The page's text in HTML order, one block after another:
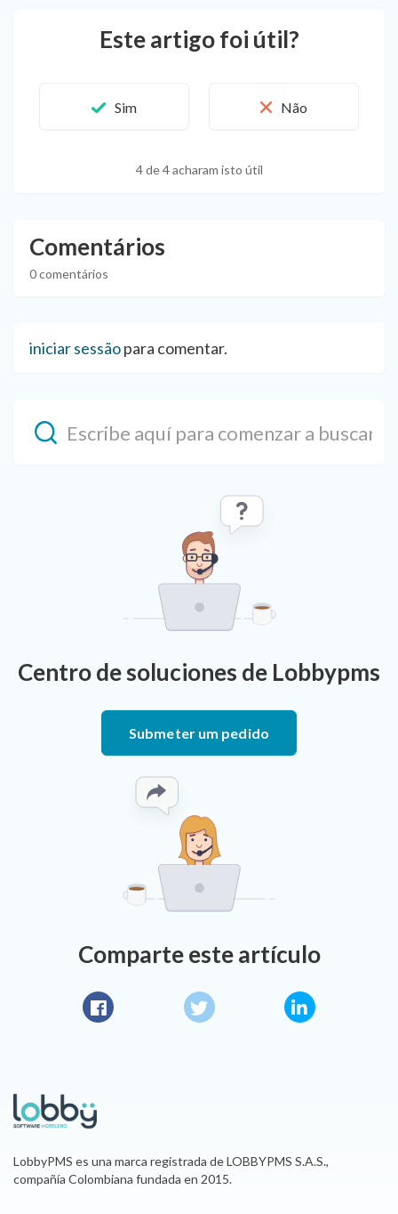
Este artigo foi útil?
4 de 4 acharam isto útil
Comentários
0 comentários
iniciar sessãopara comentar.
Centro de soluciones de Lobbypms
Submeter um pedido
Comparte este artículo
Twitter LinkedIn
LobbyPMS es una marca registrada de LOBBYPMS S.A.S.,
compañía Colombiana fundada en 2015.